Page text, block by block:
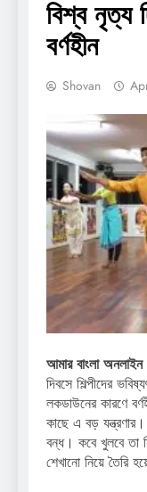
বিশ্ব নৃত্য
বর্ণহীন
Shovan
আমার বাংলা
দিবসে শিল্পীদের
লকডাউনের কারণে
কাছে এ বড়
বন্ধ। কবে খুলবে তা
শেখানো নিয়ে তৈরি